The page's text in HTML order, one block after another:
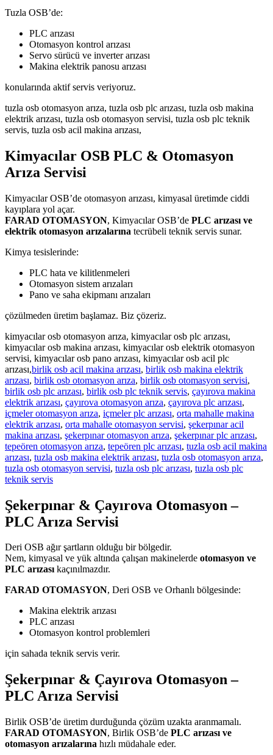
Tuzla OSB’de:
PLC arızası
Otomasyon kontrol arızası
Servo sürücü ve inverter arızası
Makina elektrik panosu arızası
konularında aktif servis veriyoruz.
tuzla osb otomasyon arıza, tuzla osb plc arızası, tuzla osb makina
elektrik arızası, tuzla osb otomasyon servisi, tuzla osb plc teknik
servis, tuzla osb acil makina arızası,
Kimyacılar OSB PLC & Otomasyon
Arıza Servisi
Kimyacılar OSB’de otomasyon arızası, kimyasal üretimde ciddi
kayıplara yol açar.
FARAD OTOMASYON, Kimyacılar OSB’de PLC arızası ve
elektrik otomasyon arızalarına tecrübeli teknik servis sunar.
Kimya tesislerinde:
PLC hata ve kilitlenmeleri
Otomasyon sistem arızaları
Pano ve saha ekipmanı arızaları
çözülmeden üretim başlamaz. Biz çözeriz.
kimyacılar osb otomasyon arıza, kimyacılar osb plc arızası,
kimyacılar osb makina arızası, kimyacılar osb elektrik otomasyon
servisi, kimyacılar osb pano arızası, kimyacılar osb acil plc
arızası,birlik osb acil makina arızası, birlik osb makina elektrik
arızası, birlik osb otomasyon arıza, birlik osb otomasyon servisi,
birlik osb plc arızası, birlik osb plc teknik servis, çayırova makina
elektrik arızası, çayırova otomasyon arıza, çayırova plc arızası,
içmeler otomasyon arıza, içmeler plc arızası, orta mahalle makina
elektrik arızası, orta mahalle otomasyon servisi, şekerpınar acil
makina arızası, şekerpınar otomasyon arıza, şekerpınar plc arızası,
tepeören otomasyon arıza, tepeören plc arızası, tuzla osb acil makina
arızası, tuzla osb makina elektrik arızası, tuzla osb otomasyon arıza,
tuzla osb otomasyon servisi, tuzla osb plc arızası, tuzla osb plc
teknik servis
Şekerpınar & Çayırova Otomasyon –
PLC Arıza Servisi
Deri OSB ağır şartların olduğu bir bölgedir.
Nem, kimyasal ve yük altında çalışan makinelerde otomasyon ve
PLC arızasıkaçınılmazdır.
FARAD OTOMASYON, Deri OSB ve Orhanlı bölgesinde:
Makina elektrik arızası
PLC arızası
Otomasyon kontrol problemleri
için sahada teknik servis verir.
Şekerpınar & Çayırova Otomasyon –
PLC Arıza Servisi
Birlik OSB’de üretim durduğunda çözüm uzakta aranmamalı.
FARAD OTOMASYON, Birlik OSB’de PLC arızası ve
otomasyon arızalarına hızlı müdahale eder.